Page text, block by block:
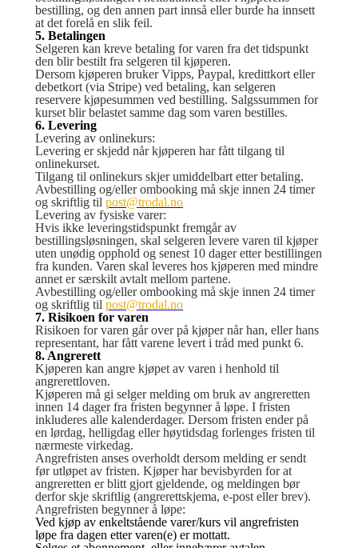
bestilling, og den annen part innså eller burde ha innsett
at det forelå en slik feil.
5. Betalingen
Selgeren kan kreve betaling for varen fra det tidspunkt
den blir bestilt fra selgeren til kjøperen.
Dersom kjøperen bruker Vipps, Paypal, kredittkort eller
debetkort (via Stripe) ved betaling, kan selgeren
reservere kjøpesummen ved bestilling. Salgssummen for
kurset blir belastet samme dag som varen bestilles.
6. Levering
Levering av onlinekurs:
Levering er skjedd når kjøperen har fått tilgang til
onlinekurset.
Tilgang til onlinekurs skjer umiddelbart etter betaling.
Avbestilling og/eller ombooking må skje innen 24 timer
og skriftlig til post@trodal.no
Levering av fysiske varer:
Hvis ikke leveringstidspunkt fremgår av
bestillingsløsningen, skal selgeren levere varen til kjøper
uten unødig opphold og senest 10 dager etter bestillingen
fra kunden. Varen skal leveres hos kjøperen med mindre
annet er særskilt avtalt mellom partene.
Avbestilling og/eller ombooking må skje innen 24 timer
og skriftlig til post@trodal.no
7. Risikoen for varen
Risikoen for varen går over på kjøper når han, eller hans
representant, har fått varene levert i tråd med punkt 6.
8. Angrerett
Kjøperen kan angre kjøpet av varen i henhold til
angrerettloven.
Kjøperen må gi selger melding om bruk av angreretten
innen 14 dager fra fristen begynner å løpe. I fristen
inkluderes alle kalenderdager. Dersom fristen ender på
en lørdag, helligdag eller høytidsdag forlenges fristen til
nærmeste virkedag.
Angrefristen anses overholdt dersom melding er sendt
før utløpet av fristen. Kjøper har bevisbyrden for at
angreretten er blitt gjort gjeldende, og meldingen bør
derfor skje skriftlig (angrerettskjema, e-post eller brev).
Angrefristen begynner å løpe:
Ved kjøp av enkeltstående varer/kurs vil angrefristen
løpe fra dagen etter varen(e) er mottatt.